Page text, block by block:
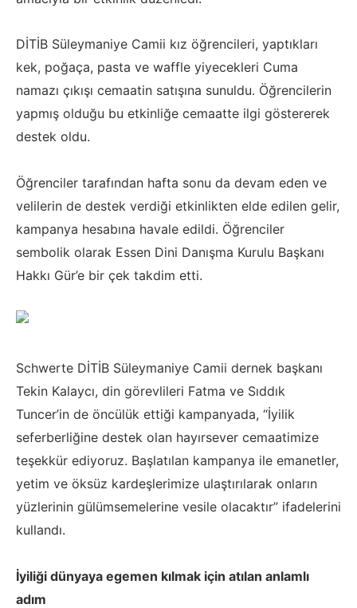
DİTİB Süleymaniye Camii kız öğrencileri, yaptıkları
kek, poğaça, pasta ve waffle yiyecekleri Cuma
namazı çıkışı cemaatin satışına sunuldu. Öğrencilerin
yapmış olduğu bu etkinliğe cemaatte ilgi göstererek
destek oldu.
Öğrenciler tarafından hafta sonu da devam eden ve
velilerin de destek verdiği etkinlikten elde edilen gelir,
kampanya hesabına havale edildi. Öğrenciler
sembolik olarak Essen Dini Danışma Kurulu Başkanı
Hakkı Gür’e bir çek takdim etti.
Schwerte DİTİB Süleymaniye Camii dernek başkanı
Tekin Kalaycı, din görevlileri Fatma ve Sıddık
Tuncer’in de öncülük ettiği kampanyada, “İyilik
seferberliğine destek olan hayırsever cemaatimize
teşekkür ediyoruz. Başlatılan kampanya ile emanetler,
yetim ve öksüz kardeşlerimize ulaştırılarak onların
yüzlerinin gülümsemelerine vesile olacaktır” ifadelerini
kullandı.
İyiliği dünyaya egemen kılmak için atılan anlamlı
adım